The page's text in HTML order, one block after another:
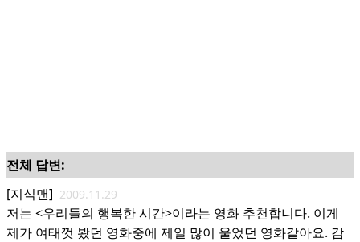
전체 답변:
[지식맨] 2009.11.29
저는 <우리들의 행복한 시간>이라는 영화 추천합니다. 이게
제가 여태껏 봤던 영화중에 제일 많이 울었던 영화같아요. 감